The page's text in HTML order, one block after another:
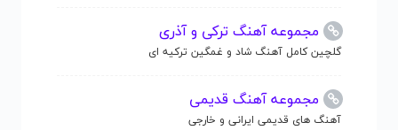
مجموعه آهنگ ترکی و آذری
گلچین کامل آهنگ شاد و غمگین ترکیه ای
مجموعه آهنگ قدیمی
آهنگ های قدیمی ایرانی و خارجی